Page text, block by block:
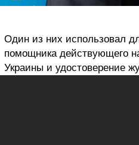
Один из них использовал
помощника действующего
Украины и удостоверение